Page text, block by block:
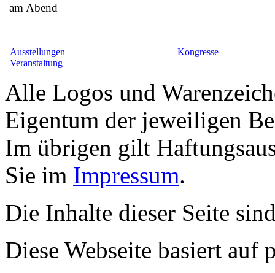
am Abend
Ausstellungen
Kongresse
Veranstaltung
Alle Logos und
Eigentum der jeweiligen
Im übrigen gilt
Sie im Impressum.
Die Inhalte dieser Seite
Diese Webseite basiert auf